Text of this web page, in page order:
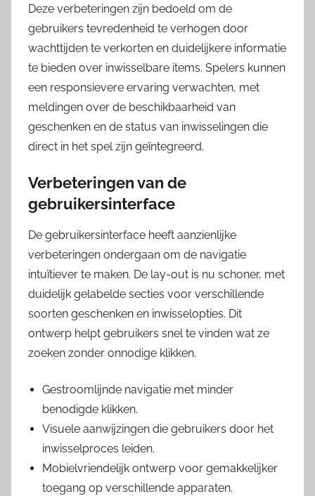
Deze verbeteringen zijn bedoeld om de
gebruikers tevredenheid te verhogen door
wachttijden te verkorten en duidelijkere informatie
te bieden over inwisselbare items. Spelers kunnen
een responsievere ervaring verwachten, met
meldingen over de beschikbaarheid van
geschenken en de status van inwisselingen die
direct in het spel zijn geïntegreerd.
Verbeteringen van de
gebruikersinterface
De gebruikersinterface heeft aanzienlijke
verbeteringen ondergaan om de navigatie
intuïtiever te maken. De lay-out is nu schoner, met
duidelijk gelabelde secties voor verschillende
soorten geschenken en inwisselopties. Dit
ontwerp helpt gebruikers snel te vinden wat ze
zoeken zonder onnodige klikken.
Gestroomlijnde navigatie met minder
benodigde klikken.
Visuele aanwijzingen die gebruikers door het
inwisselproces leiden.
Mobielvriendelijk ontwerp voor gemakkelijker
toegang op verschillende apparaten.